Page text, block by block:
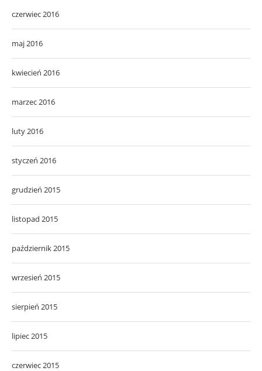
czerwiec 2016
maj 2016
kwiecień 2016
marzec 2016
luty 2016
styczeń 2016
grudzień 2015
listopad 2015
październik 2015
wrzesień 2015
sierpień 2015
lipiec 2015
czerwiec 2015